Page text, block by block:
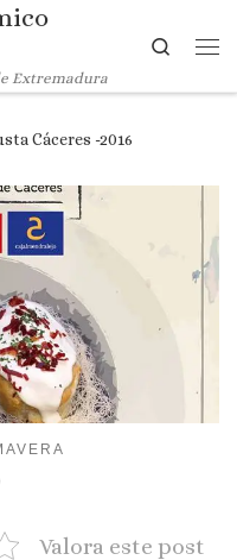
Extremadura
Search
Cáceres -2016
Valora este post